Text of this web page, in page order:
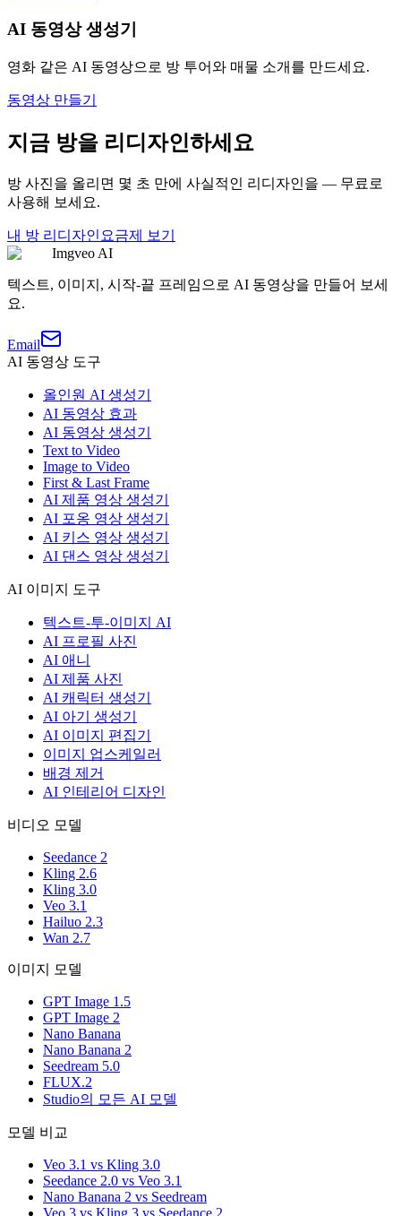
AI 동영상 생성기
영화 같은 AI 동영상으로 방 투어와 매물 소개를 만드세요.
동영상 만들기
지금 방을 리디자인하세요
방 사진을 올리면 몇 초 만에 사실적인 리디자인을 — 무료로
사용해 보세요.
내 방 리디자인 요금제 보기
Imgveo AI
텍스트, 이미지, 시작-끝 프레임으로 AI 동영상을 만들어 보세
요.
Email
AI 동영상 도구
올인원 AI 생성기
AI 동영상 효과
AI 동영상 생성기
Text to Video
Image to Video
First & Last Frame
AI 제품 영상 생성기
AI 포옹 영상 생성기
AI 키스 영상 생성기
AI 댄스 영상 생성기
AI 이미지 도구
텍스트-투-이미지 AI
AI 프로필 사진
AI 애니
AI 제품 사진
AI 캐릭터 생성기
AI 아기 생성기
AI 이미지 편집기
이미지 업스케일러
배경 제거
AI 인테리어 디자인
비디오 모델
Seedance 2
Kling 2.6
Kling 3.0
Veo 3.1
Hailuo 2.3
Wan 2.7
이미지 모델
GPT Image 1.5
GPT Image 2
Nano Banana
Nano Banana 2
Seedream 5.0
FLUX.2
Studio의 모든 AI 모델
모델 비교
Veo 3.1 vs Kling 3.0
Seedance 2.0 vs Veo 3.1
Nano Banana 2 vs Seedream
Veo 3 vs Kling 3 vs Seedance 2